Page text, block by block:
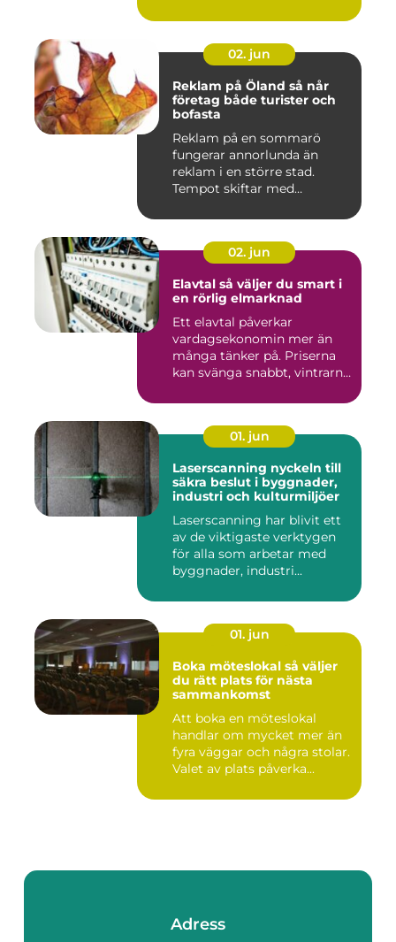
02. jun
Reklam på Öland så når
företag både turister och
bofasta
Reklam på en sommarö
fungerar annorlunda än
reklam i en större stad.
Tempot skiftar med
02. jun
Elavtal så väljer du smart i
en rörlig elmarknad
Ett elavtal påverkar
vardagsekonomin mer än
många tänker på. Priserna
kan svänga snabbt, vintrarna
01. jun
Laserscanning nyckeln till
säkra beslut i byggnader,
industri och kulturmiljöer
Laserscanning har blivit ett
av de viktigaste verktygen
för alla som arbetar med
byggnader, industri...
01. jun
Boka möteslokal så väljer
du rätt plats för nästa
sammankomst
Att boka en möteslokal
handlar om mycket mer än
fyra väggar och några stolar.
Valet av plats påverka...
Adress